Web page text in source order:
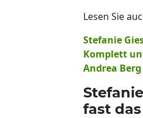
Lesen Sie
Stefanie
Komplett
Andrea
fast